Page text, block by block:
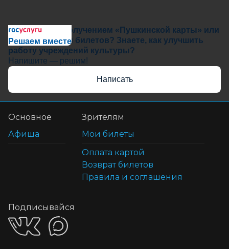
Решаем вместе
Сложности с получением «Пушкинской карты» или
приобретением билетов? Знаете, как улучшить
работу учреждений культуры?
Напишите — решим!
Написать
Основное
Афиша
Зрителям
Мои билеты
Оплата картой
Возврат билетов
Правила и соглашения
Подписывайся